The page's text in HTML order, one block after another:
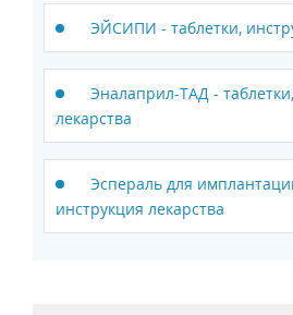
ЭЙСИПИ - таблетки,
Эналаприл-ТАД -
лекарства
Эспераль для
инструкция лекарства